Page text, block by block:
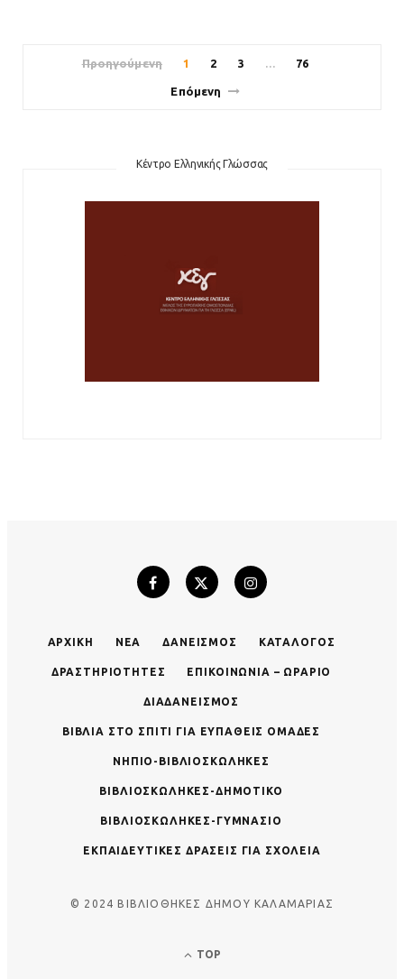
Προηγούμενη 1 2 3 … 76
Επόμενη
Κέντρο Ελληνικής Γλώσσας
ΑΡΧΙΚΉ ΝΈΑ ΔΑΝΕΙΣΜΌΣ ΚΑΤΆΛΟΓΟΣ
ΔΡΑΣΤΗΡΙΌΤΗΤΕΣ ΕΠΙΚΟΙΝΩΝΊΑ – ΩΡΆΡΙΟ
ΔΙΑΔΑΝΕΙΣΜΌΣ
ΒΙΒΛΊΑ ΣΤΟ ΣΠΊΤΙ ΓΙΑ ΕΥΠΑΘΕΊΣ ΟΜΆΔΕΣ
ΝΗΠΙΟ-ΒΙΒΛΙΟΣΚΏΛΗΚΕΣ
ΒΙΒΛΙΟΣΚΏΛΗΚΕΣ-ΔΗΜΟΤΙΚΌ
ΒΙΒΛΙΟΣΚΏΛΗΚΕΣ-ΓΥΜΝΆΣΙΟ
ΕΚΠΑΙΔΕΥΤΙΚΈΣ ΔΡΆΣΕΙΣ ΓΙΑ ΣΧΟΛΕΊΑ
© 2024 ΒΙΒΛΙΟΘΗΚΕΣ ΔΗΜΟΥ ΚΑΛΑΜΑΡΙΑΣ
TOP